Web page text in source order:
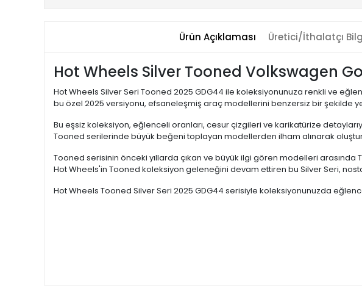
Ürün Açıklaması Üretici/İthalatçı
Hot Wheels Silver Tooned Volkswagen
Hot Wheels Silver Seri Tooned 2025 GDG44 ile koleksiyonunuza renkli ve
bu özel 2025 versiyonu, efsaneleşmiş araç modellerini benzersiz bir şekilde
Bu eşsiz koleksiyon, eğlenceli oranları, cesur çizgileri ve karikatürize
Tooned serilerinde büyük beğeni toplayan modellerden ilham alınarak
Tooned serisinin önceki yıllarda çıkan ve büyük ilgi gören modelleri
Hot Wheels'in Tooned koleksiyon geleneğini devam ettiren bu Silver Seri,
Hot Wheels Tooned Silver Seri 2025 GDG44 serisiyle koleksiyonunuzda